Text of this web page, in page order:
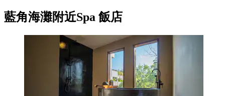
藍角海灘附近Spa 飯店